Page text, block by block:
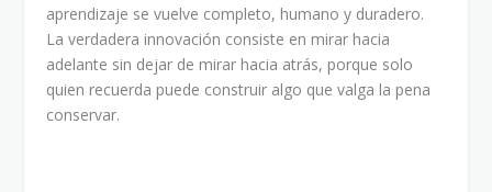
aprendizaje se vuelve completo, humano y duradero.
La verdadera innovación consiste en mirar hacia
adelante sin dejar de mirar hacia atrás, porque solo
quien recuerda puede construir algo que valga la pena
conservar.